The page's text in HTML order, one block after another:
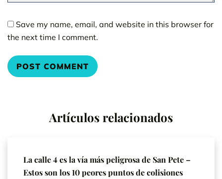
Save my name, email, and website in this browser for
the next time I comment.
Artículos relacionados
La calle 4 es la vía más peligrosa de San Pete –
Estos son los 10 peores puntos de colisiones